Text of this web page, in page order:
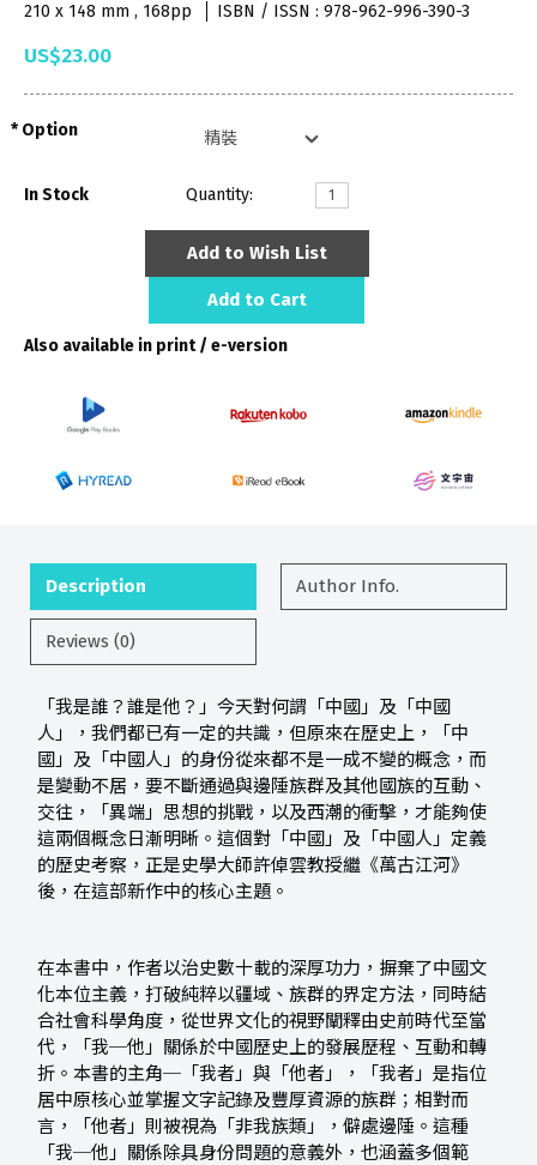
210 x 148 mm , 168pp
ISBN / ISSN : 978-962-996-390-3
US$23.00
Option
In Stock Quantity:
Add to Wish List
Add to Cart
Also available in print / e-version
Description Author Info.
Reviews (0)
「我是誰？誰是他？」今天對何謂「中國」及「中國
人」，我們都已有一定的共識，但原來在歷史上，「中
國」及「中國人」的身份從來都不是一成不變的概念，而
是變動不居，要不斷通過與邊陲族群及其他國族的互動、
交往，「異端」思想的挑戰，以及西潮的衝擊，才能夠使
這兩個概念日漸明晰。這個對「中國」及「中國人」定義
的歷史考察，正是史學大師許倬雲教授繼《萬古江河》
後，在這部新作中的核心主題。
在本書中，作者以治史數十載的深厚功力，摒棄了中國文
化本位主義，打破純粹以疆域、族群的界定方法，同時結
合社會科學角度，從世界文化的視野闡釋由史前時代至當
代，「我─他」關係於中國歷史上的發展歷程、互動和轉
折。本書的主角─「我者」與「他者」，「我者」是指位
居中原核心並掌握文字記錄及豐厚資源的族群；相對而
言，「他者」則被視為「非我族類」，僻處邊陲。這種
「我─他」關係除具身份問題的意義外，也涵蓋多個範